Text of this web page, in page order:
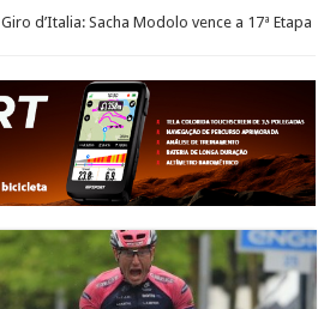
Giro d’Italia: Sacha Modolo vence a 17ª Etapa